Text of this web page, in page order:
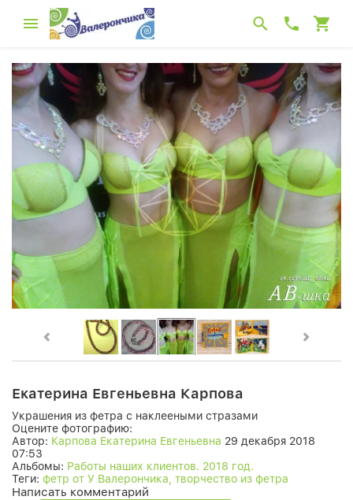
Екатерина Евгеньевна Карпова
Украшения из фетра с наклееными стразами
Оцените фотографию:
Автор: Карпова Екатерина Евгеньевна 29 декабря 2018
07:53
Альбомы: Работы наших клиентов. 2018 год.
Теги: фетр от У Валерончика, творчество из фетра
Написать комментарий